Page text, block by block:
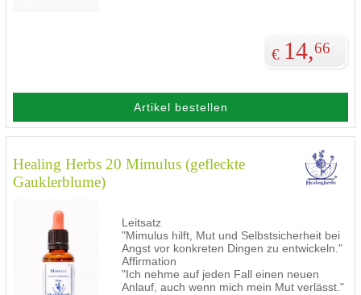
€ 14,66
Artikel bestellen
Healing Herbs 20 Mimulus (gefleckte
Gauklerblume)
Leitsatz
"Mimulus hilft, Mut und Selbstsicherheit bei
Angst vor konkreten Dingen zu entwickeln."
Affirmation
"Ich nehme auf jeden Fall einen neuen
Anlauf, auch wenn mich mein Mut verlässt."